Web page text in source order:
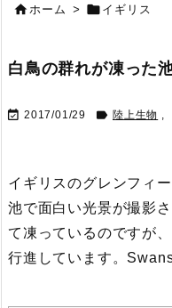
ホーム >  イギリス
白鳥の群れが凍った
 2017/01/29  陸上生物 ,
イギリスのグレンフィ
池で面白い光景が撮影さ
て凍っているのですが
行進しています。